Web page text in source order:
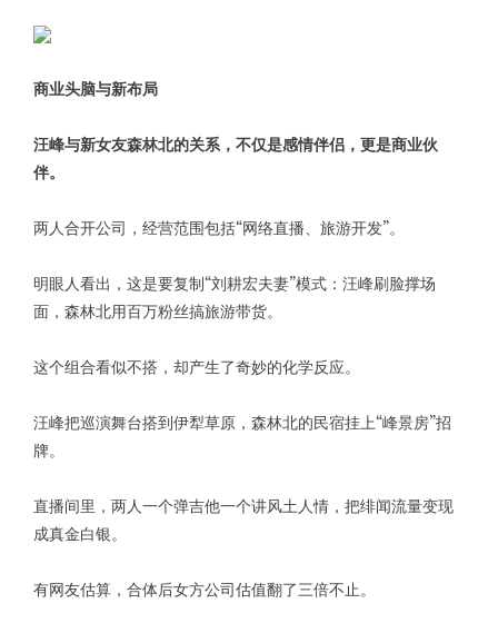
商业头脑与新布局
汪峰与新女友森林北的关系，不仅是感情伴侣，更是商业伙
伴。
两人合开公司，经营范围包括“网络直播、旅游开发”。
明眼人看出，这是要复制“刘耕宏夫妻”模式：汪峰刷脸撑场
面，森林北用百万粉丝搞旅游带货。
这个组合看似不搭，却产生了奇妙的化学反应。
汪峰把巡演舞台搭到伊犁草原，森林北的民宿挂上“峰景房”招
牌。
直播间里，两人一个弹吉他一个讲风土人情，把绯闻流量变现
成真金白银。
有网友估算，合体后女方公司估值翻了三倍不止。